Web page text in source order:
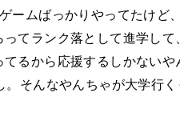
ームばっかりやってたけど
てランク落として進学して
るから応援するしかないや
そんなやんちゃが大学行く